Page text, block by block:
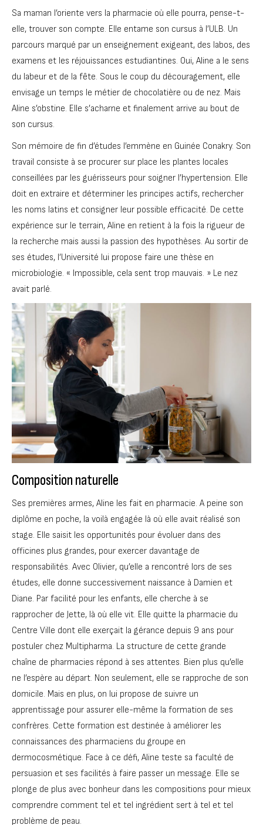
Sa maman l’oriente vers la pharmacie où elle pourra, pense-t-
elle, trouver son compte. Elle entame son cursus à l’ULB. Un
parcours marqué par un enseignement exigeant, des labos, des
examens et les réjouissances estudiantines. Oui, Aline a le sens
du labeur et de la fête. Sous le coup du découragement, elle
envisage un temps le métier de chocolatière ou de nez. Mais
Aline s’obstine. Elle s’acharne et finalement arrive au bout de
son cursus.
Son mémoire de fin d’études l’emmène en Guinée Conakry. Son
travail consiste à se procurer sur place les plantes locales
conseillées par les guérisseurs pour soigner l’hypertension. Elle
doit en extraire et déterminer les principes actifs, rechercher
les noms latins et consigner leur possible efficacité. De cette
expérience sur le terrain, Aline en retient à la fois la rigueur de
la recherche mais aussi la passion des hypothèses. Au sortir de
ses études, l’Université lui propose faire une thèse en
microbiologie. « Impossible, cela sent trop mauvais. » Le nez
avait parlé.
Composition naturelle
Ses premières armes, Aline les fait en pharmacie. A peine son
diplôme en poche, la voilà engagée là où elle avait réalisé son
stage. Elle saisit les opportunités pour évoluer dans des
officines plus grandes, pour exercer davantage de
responsabilités. Avec Olivier, qu’elle a rencontré lors de ses
études, elle donne successivement naissance à Damien et
Diane. Par facilité pour les enfants, elle cherche à se
rapprocher de Jette, là où elle vit. Elle quitte la pharmacie du
Centre Ville dont elle exerçait la gérance depuis 9 ans pour
postuler chez Multipharma. La structure de cette grande
chaîne de pharmacies répond à ses attentes. Bien plus qu’elle
ne l’espère au départ. Non seulement, elle se rapproche de son
domicile. Mais en plus, on lui propose de suivre un
apprentissage pour assurer elle-même la formation de ses
confrères. Cette formation est destinée à améliorer les
connaissances des pharmaciens du groupe en
dermocosmétique. Face à ce défi, Aline teste sa faculté de
persuasion et ses facilités à faire passer un message. Elle se
plonge de plus avec bonheur dans les compositions pour mieux
comprendre comment tel et tel ingrédient sert à tel et tel
problème de peau.